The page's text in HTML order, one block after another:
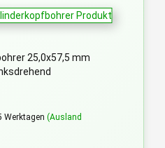
25,0x57,5 mm
Werktagen (Ausland